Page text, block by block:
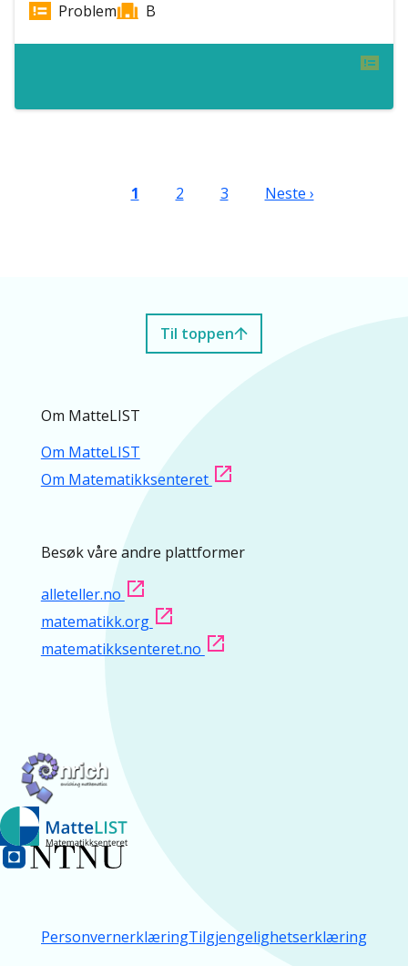
Problem
B
SiderNåværende side
1 Side
2 Side
3 Neste side
Neste ›
Til toppen
Om MatteLIST
Om MatteLIST
Om Matematikksenteret
Besøk våre andre plattformer
alleteller.no
matematikk.org
matematikksenteret.no
PersonvernerklæringTilgjengelighetserklæring